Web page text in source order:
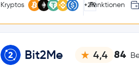
Kryptos +219Funktionen
Bit2Me 4,4 84